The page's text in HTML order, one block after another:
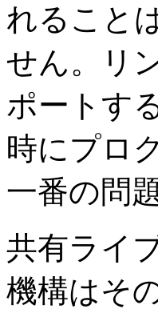
れること
せん。リ
ポートす
時にプロ
一番の問
共有ライ
機構はそ